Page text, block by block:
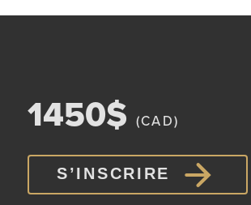
1450$ (CAD)
S’INSCRIRE